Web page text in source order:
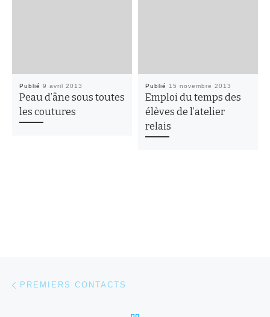
Publié 9 avril 2013
Peau d’âne sous toutes
les coutures
Publié 15 novembre 2013
Emploi du temps des
élèves de l’atelier
relais
Parcourir les articles
PREMIERS CONTACTS